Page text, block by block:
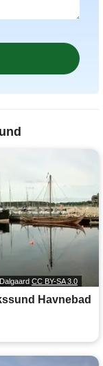
CC BY-SA 3.0
Havnebad